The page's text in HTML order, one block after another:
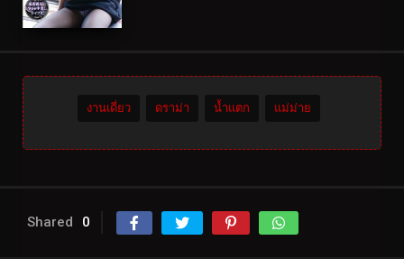
งานเดี่ยว ดราม่า น้ำแตก แม่ม่าย
Shared 0